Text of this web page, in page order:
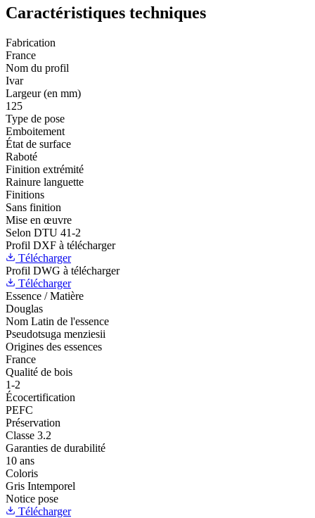
Caractéristiques techniques
Fabrication
France
Nom du profil
Ivar
Largeur (en mm)
125
Type de pose
Emboitement
État de surface
Raboté
Finition extrémité
Rainure languette
Finitions
Sans finition
Mise en œuvre
Selon DTU 41-2
Profil DXF à télécharger
Télécharger
Profil DWG à télécharger
Télécharger
Essence / Matière
Douglas
Nom Latin de l'essence
Pseudotsuga menziesii
Origines des essences
France
Qualité de bois
1-2
Écocertification
PEFC
Préservation
Classe 3.2
Garanties de durabilité
10 ans
Coloris
Gris Intemporel
Notice pose
Télécharger